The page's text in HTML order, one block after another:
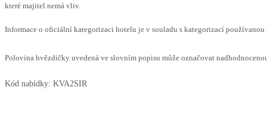
které majitel nemá vliv.
Informace o oficiální kategorizaci hotelu je v souladu s kategorizací
Polovina hvězdičky uvedená ve slovním popisu může označovat
Kód nabídky: KVA2SIR